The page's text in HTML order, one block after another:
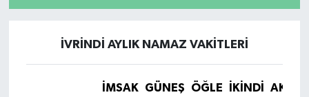
İVRİNDİ AYLIK NAMAZ VAKITLERI
İMSAK GÜNEŞ ÖĞLE İKINDI